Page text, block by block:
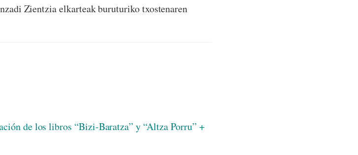
Zientzia elkarteak buruturiko txostenaren
de los libros “Bizi-Baratza” y “Altza Porru” +